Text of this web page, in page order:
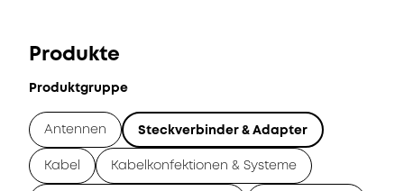
Produkte
Produktgruppe
Antennen Steckverbinder & Adapter
Kabel Kabelkonfektionen & Systeme